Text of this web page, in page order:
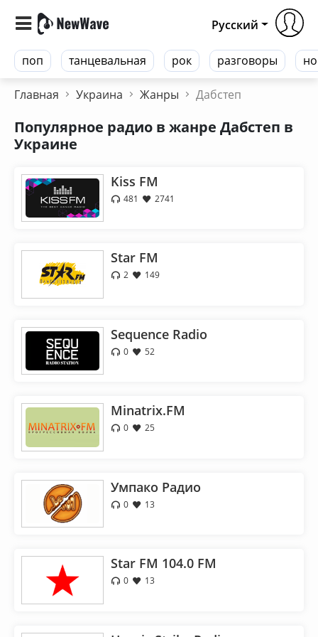
поп танцевальная рок разговоры
Русский
Главная Украина Жанры Дабстеп
Популярное радио в жанре Дабстеп в
Украине
Kiss FM
481 2741
Star FM
2 149
Sequence Radio
0 52
Minatrix.FM
0 25
Умпако Радио
0 13
Star FM 104.0 FM
0 13